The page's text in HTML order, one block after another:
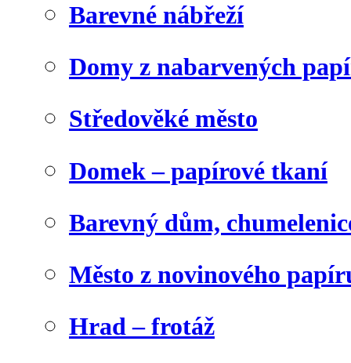
Barevné nábřeží
Domy z nabarvených
Středověké město
Domek – papírové tkaní
Barevný dům,
Město z novinového
Hrad – frotáž